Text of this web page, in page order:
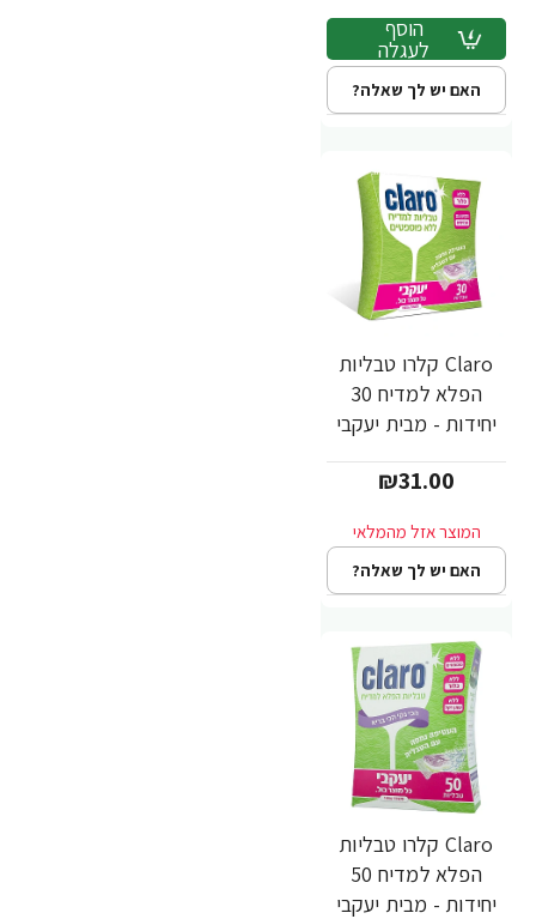
הוסף
לעגלה
האם יש לך שאלה?
Claro קלרו טבליות
הפלא למדיח 30
יחידות - מבית יעקבי
₪31.00
האם יש לך שאלה?
Claro קלרו טבליות
הפלא למדיח 50
יחידות - מבית יעקבי